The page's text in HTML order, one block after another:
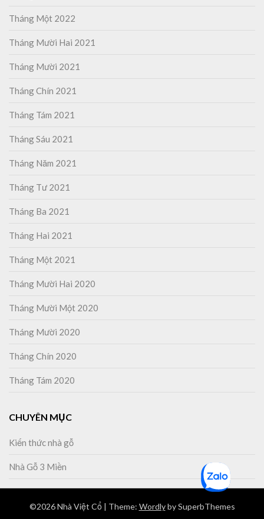
Tháng Một 2022
Tháng Mười Hai 2021
Tháng Mười 2021
Tháng Chín 2021
Tháng Tám 2021
Tháng Sáu 2021
Tháng Năm 2021
Tháng Tư 2021
Tháng Ba 2021
Tháng Hai 2021
Tháng Một 2021
Tháng Mười Hai 2020
Tháng Mười Một 2020
Tháng Mười 2020
Tháng Chín 2020
Tháng Tám 2020
CHUYÊN MỤC
Kiến thức nhà gỗ
Nhà Gỗ 3 Miền
©2026 Nhà Việt Cổ | Theme: Wordlyby SuperbThemes